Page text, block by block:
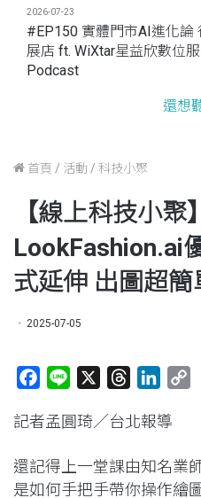
2026-07-23
#EP150 實體門市AI進化論
展店 ft. WiXtar星益欣數位
Podcast
還想